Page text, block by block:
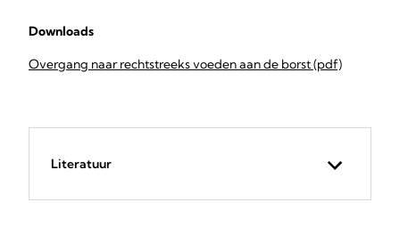
Downloads
Overgang naar rechtstreeks voeden aan de borst (pdf)
Literatuur